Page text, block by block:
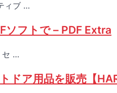
ィブ …
ソフトで – PDF Extra
セ …
ア用品を販売【